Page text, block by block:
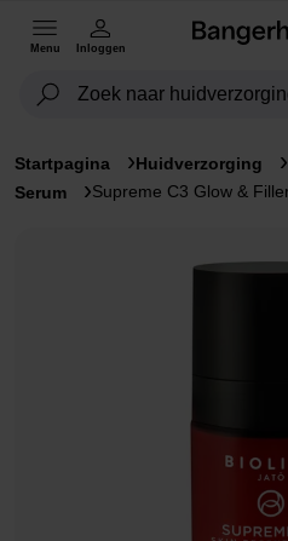
Menu Inloggen
Startpagina Huidverzorging
Serum
Supreme C3 Glow &